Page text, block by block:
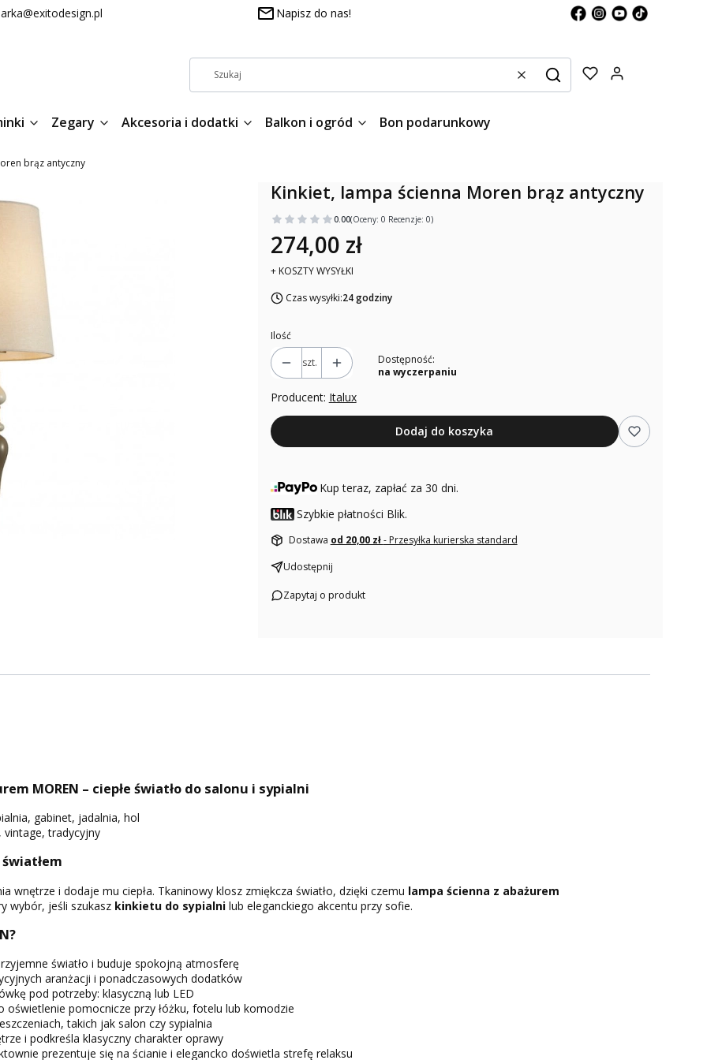
Napisz do nas!
WyczyśćSzukaj
Zegary Akcesoria i dodatki Balkon i ogród Bon podarunkowy
brąz antyczny
Kinkiet, lampa ścienna Moren brąz antyczny
0.00(Oceny: 0 Recenzje: 0)
274,00 zł
+ KOSZTY WYSYŁKI
Czas wysyłki:24 godziny
Ilość
szt.
Dostępność:
na wyczerpaniu
Producent: Italux
Dodaj do koszyka
Kup teraz, zapłać za 30 dni.
Szybkie płatności Blik.
Dostawa od 20,00 zł- Przesyłka kurierska standard
Udostępnij
Zapytaj o produkt
MOREN – ciepłe światło do salonu i sypialni
gabinet, jadalnia, hol
tradycyjny
wnętrze i dodaje mu ciepła. Tkaninowy klosz zmiękcza światło, dzięki czemu lampa ścienna z abażurem
wybór, jeśli szukasz kinkietu do sypialnilub eleganckiego akcentu przy sofie.
światło i buduje spokojną atmosferę
aranżacji i ponadczasowych dodatków
pod potrzeby: klasyczną lub LED
oświetlenie pomocnicze przy łóżku, fotelu lub komodzie
takich jak salon czy sypialnia
i podkreśla klasyczny charakter oprawy
prezentuje się na ścianie i elegancko doświetla strefę relaksu